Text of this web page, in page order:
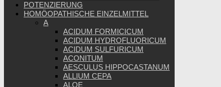
POTENZIERUNG
HOMÖOPATHISCHE EINZELMITTEL
A
ACIDUM FORMICICUM
ACIDUM HYDROFLUORICUM
ACIDUM SULFURICUM
ACONITUM
AESCULUS HIPPOCASTANUM
ALLIUM CEPA
ALOE